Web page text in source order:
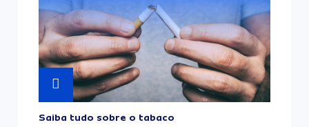
Saiba tudo sobre o tabaco